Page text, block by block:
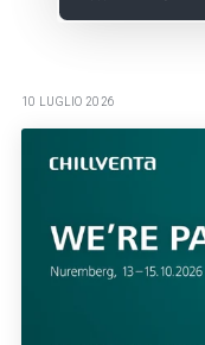
10 LUGLIO 2026